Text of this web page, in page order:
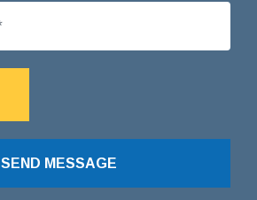
SEND MESSAGE